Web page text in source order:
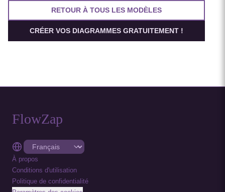
RETOUR À TOUS LES MODÈLES
CRÉER VOS DIAGRAMMES GRATUITEMENT !
FlowZap
À propos
Conditions d'utilisation
Politique de confidentialité